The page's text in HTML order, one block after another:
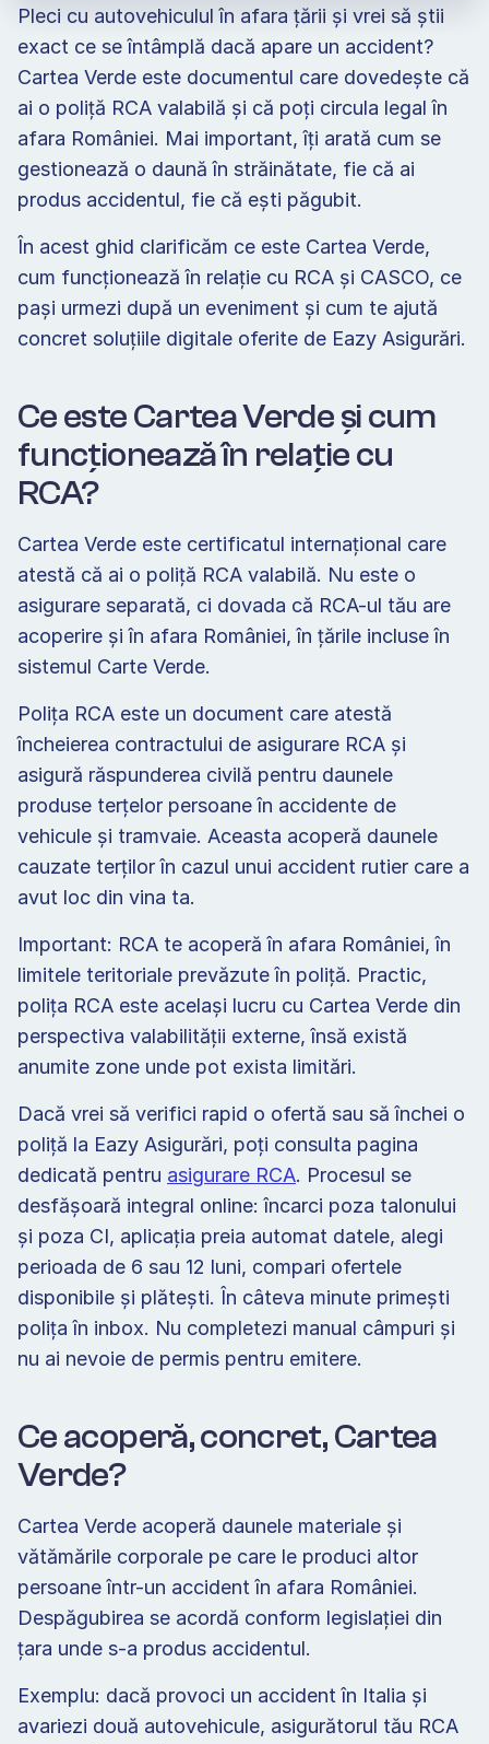
Pleci cu autovehiculul în afara țării și vrei să știi
exact ce se întâmplă dacă apare un accident?
Cartea Verde este documentul care dovedește că
ai o poliță RCA valabilă și că poți circula legal în
afara României. Mai important, îți arată cum se
gestionează o daună în străinătate, fie că ai
produs accidentul, fie că ești păgubit.
În acest ghid clarificăm ce este Cartea Verde,
cum funcționează în relație cu RCA și CASCO, ce
pași urmezi după un eveniment și cum te ajută
concret soluțiile digitale oferite de Eazy Asigurări.
Ce este Cartea Verde și cum
funcționează în relație cu
RCA?
Cartea Verde este certificatul internațional care
atestă că ai o poliță RCA valabilă. Nu este o
asigurare separată, ci dovada că RCA-ul tău are
acoperire și în afara României, în țările incluse în
sistemul Carte Verde.
Polița RCA este un document care atestă
încheierea contractului de asigurare RCA și
asigură răspunderea civilă pentru daunele
produse terțelor persoane în accidente de
vehicule și tramvaie. Aceasta acoperă daunele
cauzate terților în cazul unui accident rutier care a
avut loc din vina ta.
Important: RCA te acoperă în afara României, în
limitele teritoriale prevăzute în poliță. Practic,
polița RCA este același lucru cu Cartea Verde din
perspectiva valabilității externe, însă există
anumite zone unde pot exista limitări.
Dacă vrei să verifici rapid o ofertă sau să închei o
poliță la Eazy Asigurări, poți consulta pagina
dedicată pentru asigurare RCA. Procesul se
desfășoară integral online: încarci poza talonului
și poza CI, aplicația preia automat datele, alegi
perioada de 6 sau 12 luni, compari ofertele
disponibile și plătești. În câteva minute primești
polița în inbox. Nu completezi manual câmpuri și
nu ai nevoie de permis pentru emitere.
Ce acoperă, concret, Cartea
Verde?
Cartea Verde acoperă daunele materiale și
vătămările corporale pe care le produci altor
persoane într-un accident în afara României.
Despăgubirea se acordă conform legislației din
țara unde s-a produs accidentul.
Exemplu: dacă provoci un accident în Italia și
avariezi două autovehicule, asigurătorul tău RCA